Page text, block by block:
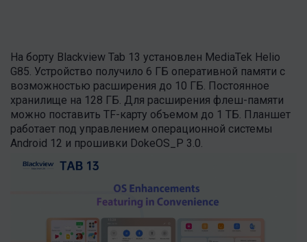
На борту Blackview Tab 13 установлен MediaTek Helio
G85. Устройство получило 6 ГБ оперативной памяти с
возможностью расширения до 10 ГБ. Постоянное
хранилище на 128 ГБ. Для расширения флеш-памяти
можно поставить TF-карту объемом до 1 ТБ. Планшет
работает под управлением операционной системы
Android 12 и прошивки DokeOS_P 3.0.